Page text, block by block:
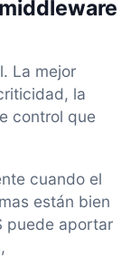
La mejor
la
control que
cuando el
están bien
puede aportar